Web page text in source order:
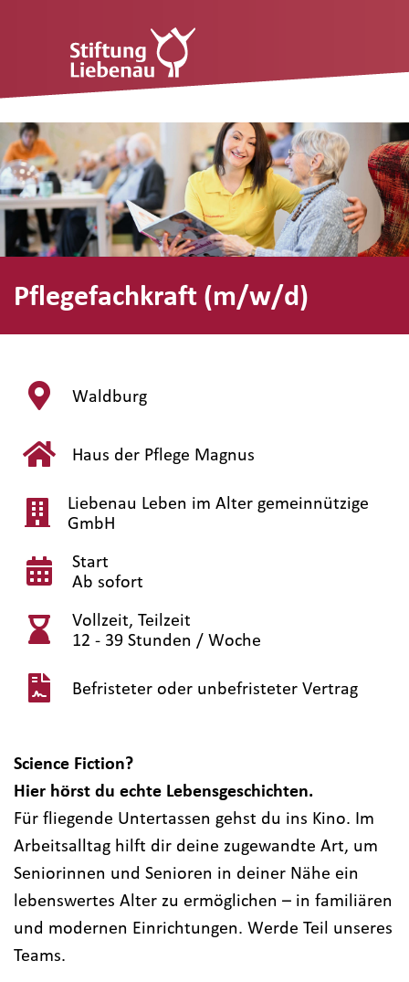
Pflegefachkraft (m/w/d)
Waldburg
Haus der Pflege Magnus
Liebenau Leben im Alter gemeinnützige
GmbH
Start
Ab sofort
Vollzeit, Teilzeit
12 - 39 Stunden / Woche
Befristeter oder unbefristeter Vertrag
Science Fiction?
Hier hörst du echte Lebensgeschichten.
Für fliegende Untertassen gehst du ins Kino. Im
Arbeitsalltag hilft dir deine zugewandte Art, um
Seniorinnen und Senioren in deiner Nähe ein
lebenswertes Alter zu ermöglichen – in familiären
und modernen Einrichtungen. Werde Teil unseres
Teams.